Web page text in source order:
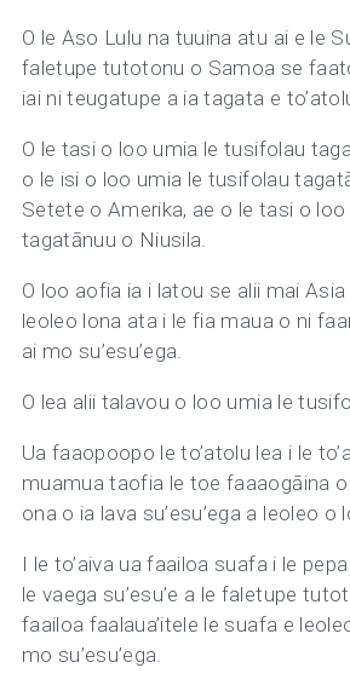
O le Aso Lulu na tuuina atu ai e le
faletupe tutotonu o Samoa se
iai ni teugatupe a ia tagata e
O le tasi o loo umia le tusifolau
o le isi o loo umia le tusifolau
Setete o Amerika, ae o le tasi o
tagatānuu o Niusila.
O loo aofia ia i latou se alii mai
leoleo lona ata i le fia maua o ni
ai mo su’esu’ega.
O lea alii talavou o loo umia le
Ua faaopoopo le to’atolu lea i le
muamua taofia le toe faaaogāina
ona o ia lava su’esu’ega a leoleo o
I le to’aiva ua faailoa suafa i le
le vaega su’esu’e a le faletupe
faailoa faalaua’itele le suafa e
mo su’esu’ega.